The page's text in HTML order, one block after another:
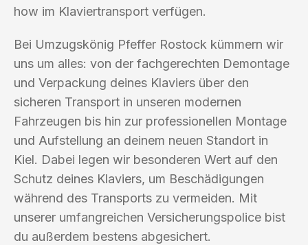
how im Klaviertransport verfügen.
Bei Umzugskönig Pfeffer Rostock kümmern wir
uns um alles: von der fachgerechten Demontage
und Verpackung deines Klaviers über den
sicheren Transport in unseren modernen
Fahrzeugen bis hin zur professionellen Montage
und Aufstellung an deinem neuen Standort in
Kiel. Dabei legen wir besonderen Wert auf den
Schutz deines Klaviers, um Beschädigungen
während des Transports zu vermeiden. Mit
unserer umfangreichen Versicherungspolice bist
du außerdem bestens abgesichert.